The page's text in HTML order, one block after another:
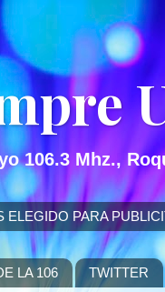
106.3 Mhz.,
PARA
LA 106 TWITTER